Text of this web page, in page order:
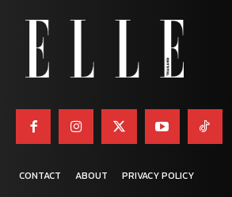
CONTACT ABOUT PRIVACY POLICY